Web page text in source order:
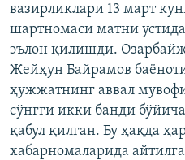
вазирликлари 13 март
шартномаси матни
эълон қилишди.
Жейҳун Байрамов
ҳужжатнинг аввал
сўнгги икки банди
қабул қилган. Бу ҳақда ҳар
хабарномаларида